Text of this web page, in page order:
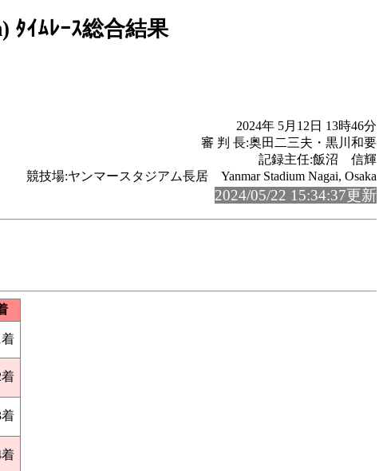
ｲﾑﾚｰｽ総合結果
2024年 5月12日 13時46分
審 判 長:奥田二三夫・黒川和要
記録主任:飯沼 信輝
競技場:ヤンマースタジアム長居 Yanmar Stadium Nagai, Osaka
2024/05/22 15:34:37更新
着
着